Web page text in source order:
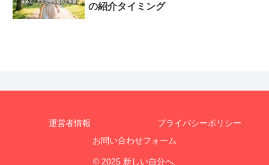
の紹介タイミング
運営者情報
プライバシーポリシー
お問い合わせフォーム
© 2025 新しい自分へ.